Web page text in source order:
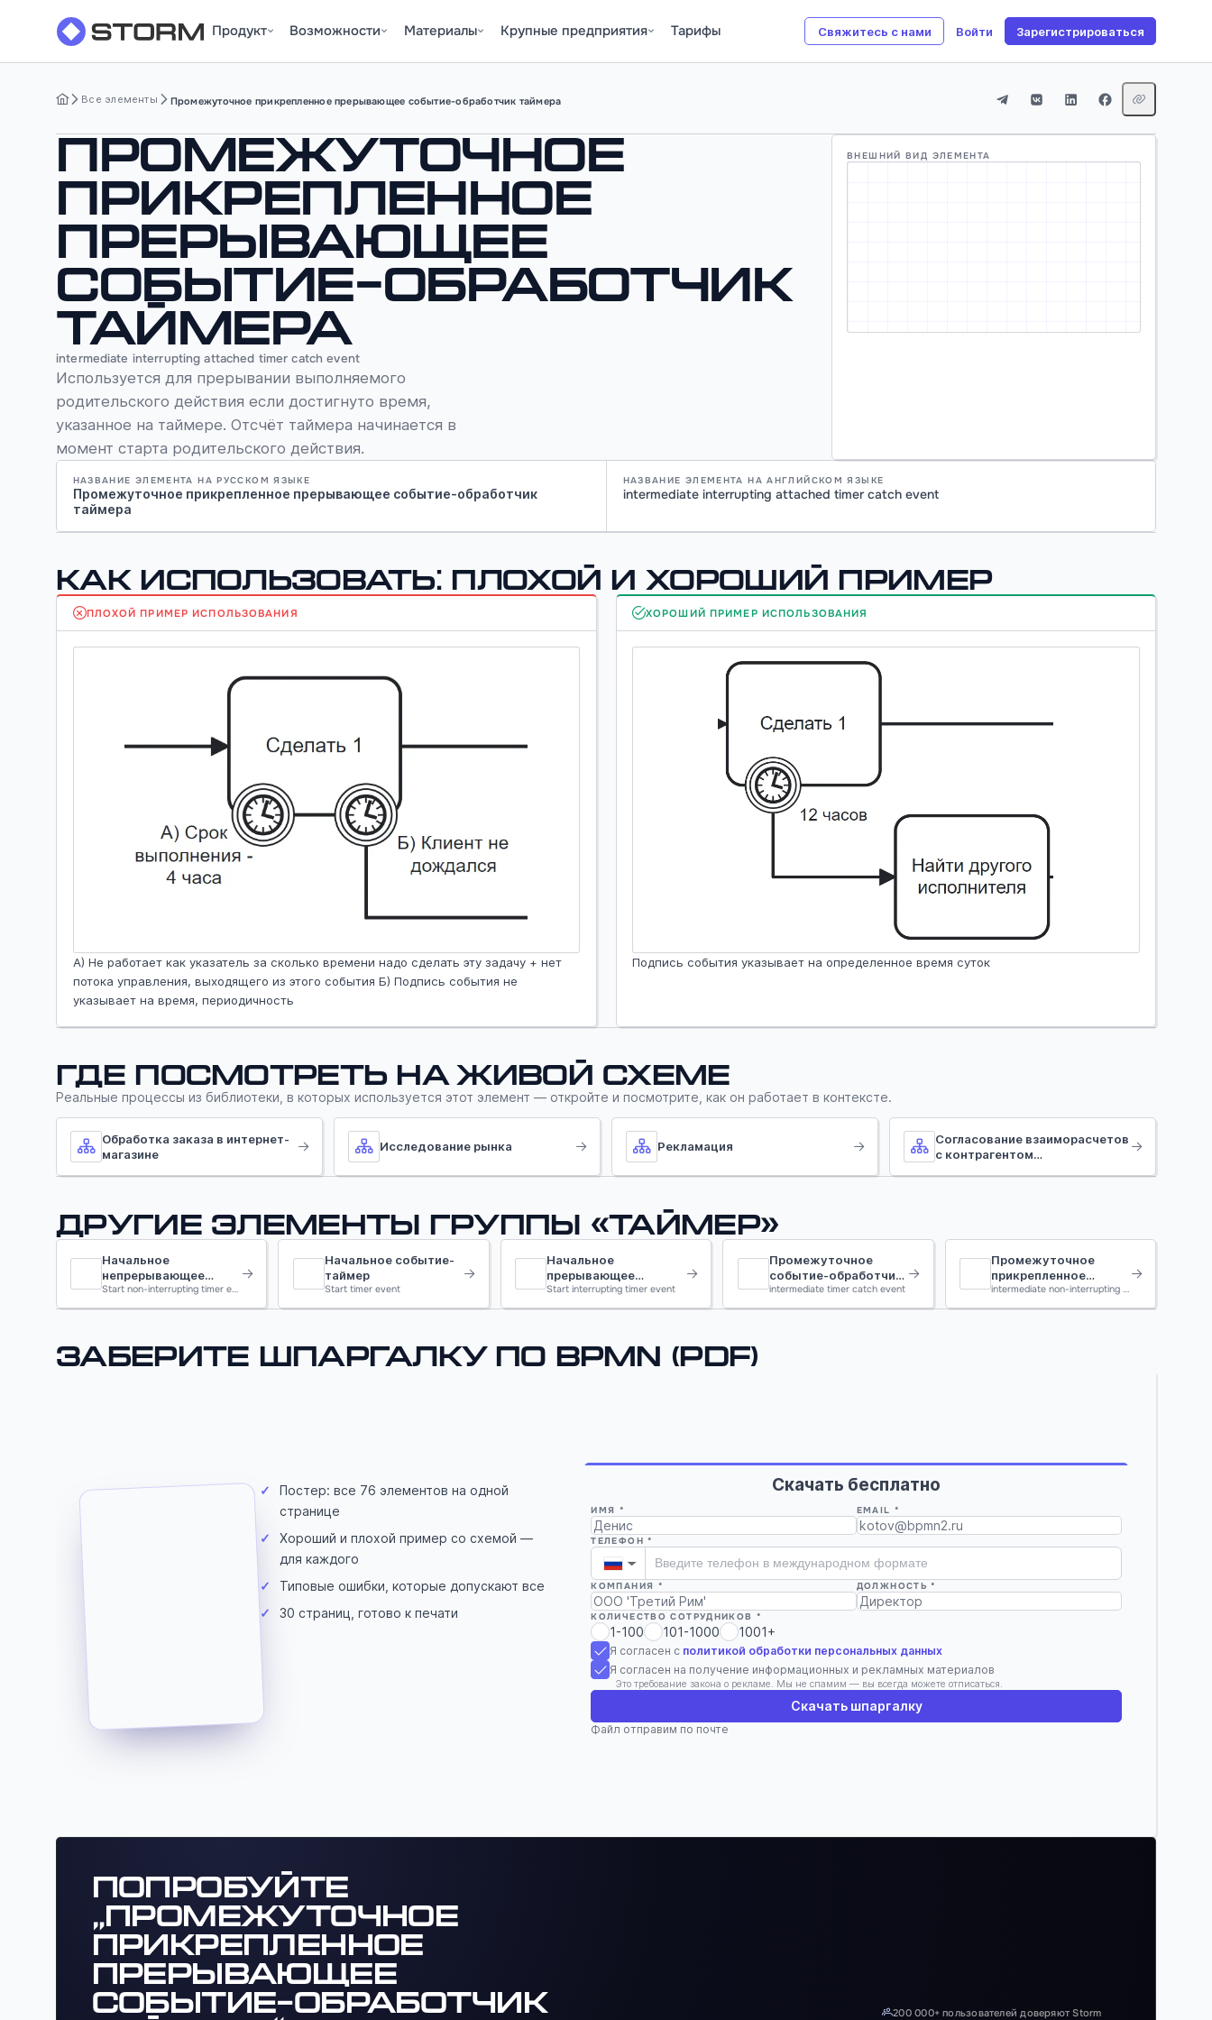
Продукт Возможности Материалы Крупные предприятия Тарифы Свяжитесь с нами Войти Зарегистрироваться
Все элементы Промежуточное прикрепленное прерывающее событие-обработчик таймера
Промежуточное
прикрепленное
прерывающее
событие-обработчик
таймера
intermediate interrupting attached timer catch event
Используется для прерывании выполняемого
родительского действия если достигнуто время,
указанное на таймере. Отсчёт таймера начинается в
момент старта родительского действия.
ВНЕШНИЙ ВИД ЭЛЕМЕНТА
НАЗВАНИЕ ЭЛЕМЕНТА НА РУССКОМ ЯЗЫКЕ
Промежуточное прикрепленное прерывающее событие-обработчик
таймера
НАЗВАНИЕ ЭЛЕМЕНТА НА АНГЛИЙСКОМ ЯЗЫКЕ
intermediate interrupting attached timer catch event
Как использовать: плохой и хороший пример
ПЛОХОЙ ПРИМЕР ИСПОЛЬЗОВАНИЯ
А) Не работает как указатель за сколько времени надо сделать эту задачу + нет
потока управления, выходящего из этого события Б) Подпись события не
указывает на время, периодичность
ХОРОШИЙ ПРИМЕР ИСПОЛЬЗОВАНИЯ
Подпись события указывает на определенное время суток
Где посмотреть на живой схеме
Реальные процессы из библиотеки, в которых используется этот элемент — откройте и посмотрите, как он работает в контексте.
Обработка заказа в интернет-
магазине
Исследование рынка Рекламация
Согласование взаиморасчетов
с контрагентом
Другие элементы группы «Таймер»
Начальное
непрерывающее
событие-таймер
Start non-interrupting timer event
Начальное событие-
таймер
Start timer event
Начальное
прерывающее
событие-таймер
Start interrupting timer event
Промежуточное
событие-обработчик
таймера
intermediate timer catch event
Промежуточное
прикрепленное
непрерывающее
событие-обработчик
intermediate non-interrupting attached timer catch event
Заберите шпаргалку по BPMN (PDF)
✓
Постер: все 76 элементов на одной
странице
✓
Хороший и плохой пример со схемой —
для каждого
✓
Типовые ошибки, которые допускают все
✓
30 страниц, готово к печати
Скачать бесплатно
ИМЯ * EMAIL *
ТЕЛЕФОН *
▼
КОМПАНИЯ * ДОЛЖНОСТЬ *
КОЛИЧЕСТВО СОТРУДНИКОВ *
1-100 101-1000 1001+
Я согласен с политикой обработки персональных данных
Я согласен на получение информационных и рекламных материалов
Это требование закона о рекламе. Мы не спамим — вы всегда можете отписаться.
Скачать шпаргалку
Файл отправим по почте
Попробуйте
„Промежуточное
прикрепленное
прерывающее
событие-обработчик
200 000+ пользователей доверяют Storm